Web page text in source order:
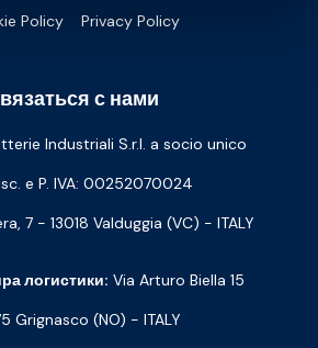
Policy Privacy Policy
с нами
Industriali S.r.l. a socio unico
e P. IVA: 00252070024
7 - 13018 Valduggia (VC) - ITALY
логистики: Via Arturo Biella 15
Grignasco (NO) - ITALY